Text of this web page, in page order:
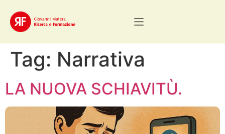
Tag: Narrativa
LA NUOVA SCHIAVITÙ.